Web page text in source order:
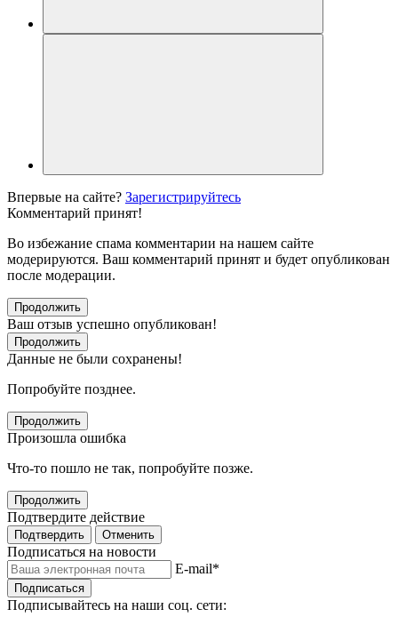
Впервые на сайте? Зарегистрируйтесь
Комментарий принят!
Во избежание спама комментарии на нашем сайте
модерируются. Ваш комментарий принят и будет опубликован
после модерации.
Продолжить
Ваш отзыв успешно опубликован!
Продолжить
Данные не были сохранены!
Попробуйте позднее.
Продолжить
Произошла ошибка
Что-то пошло не так, попробуйте позже.
Продолжить
Подтвердите действие
Подтвердить Отменить
Подписаться на новости
E-mail*
Подписаться
Подписывайтесь на наши соц. сети: